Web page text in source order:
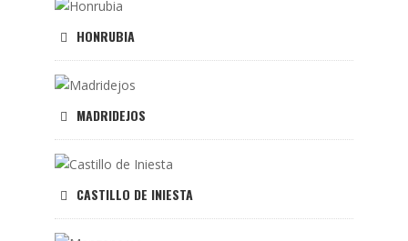
HONRUBIA
MADRIDEJOS
CASTILLO DE INIESTA